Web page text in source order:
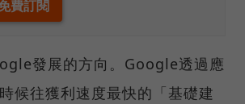
發展的方向。Google透過應
候往獲利速度最快的「基礎建